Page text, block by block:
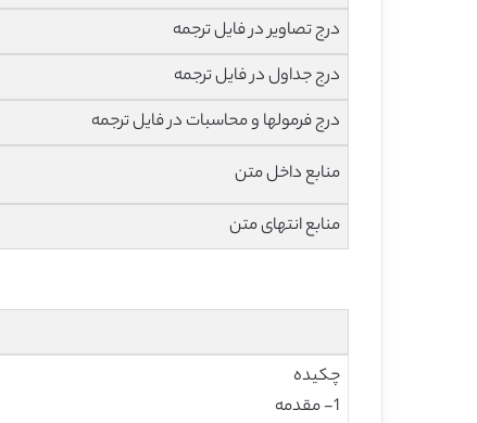
درج تصاویر در فایل ترجمه
درج جداول در فایل ترجمه
درج فرمولها و محاسبات در فایل ترجمه
منابع داخل متن
منابع انتهای متن
چکیده
1- مقدمه